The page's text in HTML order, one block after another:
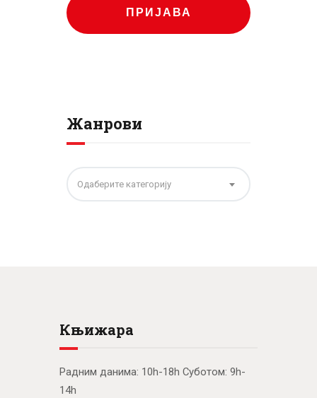
ПРИЈАВА
Жанрови
Одаберите категорију
Књижара
Радним данима: 10h-18h Суботом: 9h-
14h